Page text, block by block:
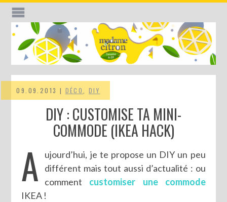
09.09.2013 | DÉCO ,DIY
DIY : CUSTOMISE TA MINI-
COMMODE (IKEA HACK)
A
ujourd’hui, je te propose un DIY un peu
différent mais tout aussi d’actualité : ou
comment customiser une commode
IKEA !